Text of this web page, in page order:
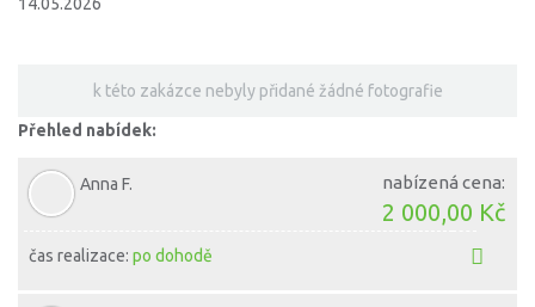
k této zakázce nebyly přidané žádné fotografie
Přehled nabídek:
Anna F.
čas realizace:po dohodě
nabízená cena:
2 000,00 Kč